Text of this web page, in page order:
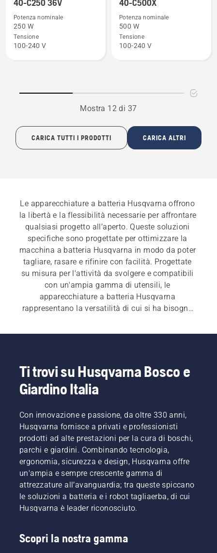
su
40-
C250
40-C250 36V
Potenza nominale
250 W
Tensione
100-240 V
su
40-
C500X
40-C500X
Potenza nominale
500 W
Tensione
100-240 V
Mostra 12 di 37
CARICA TUTTI I PRODOTTI CARICA ALTRI
Le apparecchiature a batteria Husqvarna offrono
la libertà e la flessibilità necessarie per affrontare
qualsiasi progetto all’aperto. Queste soluzioni
specifiche sono progettate per ottimizzare la
macchina a batteria Husqvarna in modo da poter
tagliare, rasare e rifinire con facilità. Progettate
su misura per l'attività da svolgere e compatibili
con un'ampia gamma di utensili, le
apparecchiature a batteria Husqvarna
rappresentano la versatilità di cui si ha bisogno
Ti trovi su Husqvarna Bosco e
Giardino Italia
Con innovazione e passione, da oltre 330 anni,
Husqvarna fornisce a privati e professionisti
prodotti ad alte prestazioni per la cura di boschi,
parchi e giardini. Combinando tecnologia,
ergonomia, sicurezza e design, Husqvarna offre
un'ampia e sempre crescente gamma di
attrezzature all’avanguardia; tra queste spiccano
le soluzioni a batteria e i robot tagliaerba, di cui
Husqvarna è leader riconosciuto.
Scopri la nostra gamma